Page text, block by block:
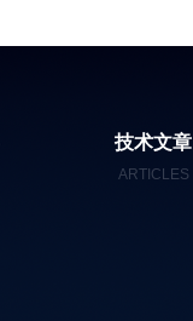
技术文章
ARTICLES